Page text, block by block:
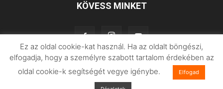
KÖVESS MINKET
Adatvédelem Impresszum Imilab
Ez az oldal cookie-kat használ. Ha az oldalt böngészi,
elfogadja, hogy a személyre szabott tartalom érdekében az
oldal cookie-k segítségét vegye igénybe.
Elfogad